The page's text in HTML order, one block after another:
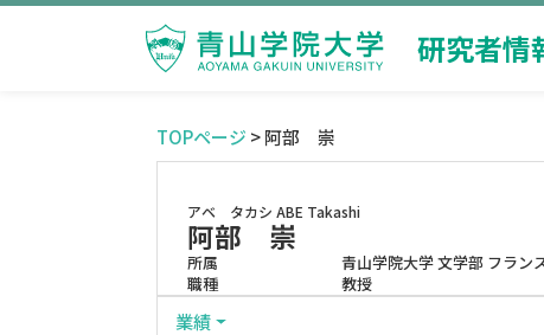
研究者情
TOPページ > 阿部 崇
アベ タカシ ABE Takashi
阿部 崇
所属
青山学院大学 文学部 フラン
職種
教授
業績